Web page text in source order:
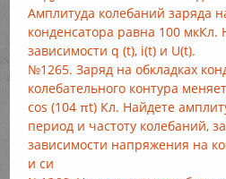
Амплитуда колебаний заряда
конденсатора равна 100
зависимости q (t), i(t) и U(t).
№1265. Заряд на обкладках
колебательного контура
cos (104 πt) Кл. Найдете
период и частоту колебаний,
зависимости напряжения на
и си